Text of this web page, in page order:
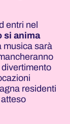
entri nel
si anima
musica sarà
residenti